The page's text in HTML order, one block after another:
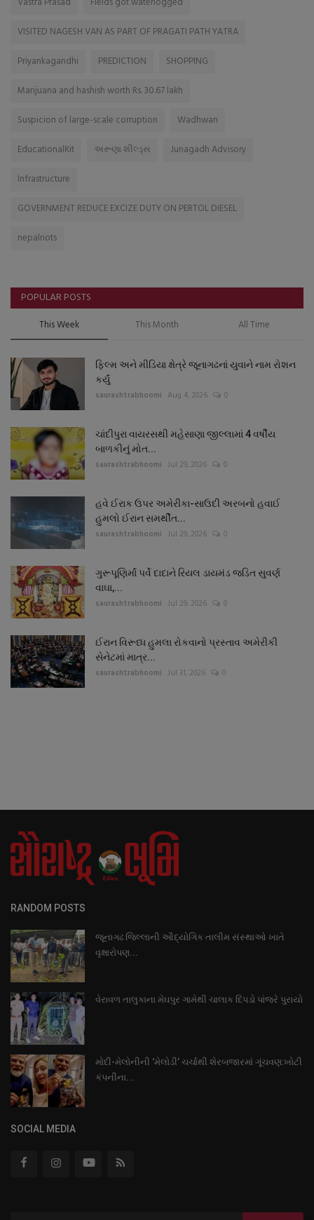
VISITED NAGESH VAN AS PART OF PRAGATI PATH YATRA
Priyankagandhi
PREDICTION
SHOPPING
Marijuana and hashish worth Rs. 30.67 lakh
Suspicion of large-scale corruption
Wadhwan
EducationalKit
અરૂણા શીલ્ડ્સ
Junagadh Advisory
Infrastructure
GOVERNMENT REDUCE EXCIZE DUTY ON PERTOL DIESEL
nepalriots
POPULAR POSTS
This Week This Month All Time
ફિલ્મ અને મીડિયા ક્ષેત્રે જૂનાગઢનાં યુવાને નામ રોશન
કર્યું
saurashtrabhoomi Aug 4, 2026 0
ચાંદીપુરા વાયરસથી મહેસાણા જીલ્લામાં 4 વર્ષીય
બાળકીનું મોત...
saurashtrabhoomi Jul 29, 2026 0
હવે ઈરાક ઉપર અમેરીકા-સાઉદી અરબનો હવાઈ
હુમલો ઈરાન સમર્થીત...
saurashtrabhoomi Jul 29, 2026 0
ગુરૂપૂણિર્માં પર્વે દાદાને રિયલ ડાયમંડ જડિત સુવર્ણ
વાઘા,...
saurashtrabhoomi Jul 29, 2026 0
ઈરાન વિરૂધ્ધ હુમલા રોકવાનો પ્રસ્તાવ અમેરીકી
સેનેટમાં માત્ર...
saurashtrabhoomi Jul 31, 2026 0
RANDOM POSTS
જૂનાગઢ જિલ્લાની ઔદ્યોગિક તાલીમ સંસ્થાઓ ખાતે
વૃક્ષારોપણ...
વેરાવળ તાલુકાના મેઘપુર ગામેથી ચાલાક દિપડો પાંજરે પુરાયો
મોદી-મેલોનીની ‘મેલોડી’ ચર્ચાથી શેરબજારમાં ગૂંચવણ:ખોટી
કંપનીના...
SOCIAL MEDIA